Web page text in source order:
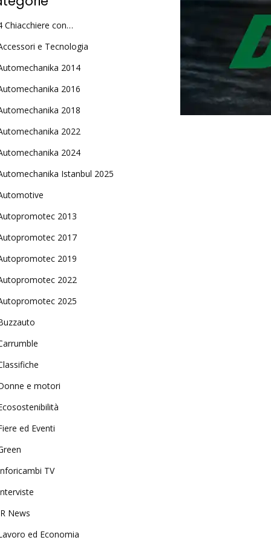
Chiacchiere con…
e Tecnologia
2014
2016
2018
2022
2024
Istanbul 2025
2013
2017
2019
2022
2025
e motori
ed Eventi
TV
News
ed Economia